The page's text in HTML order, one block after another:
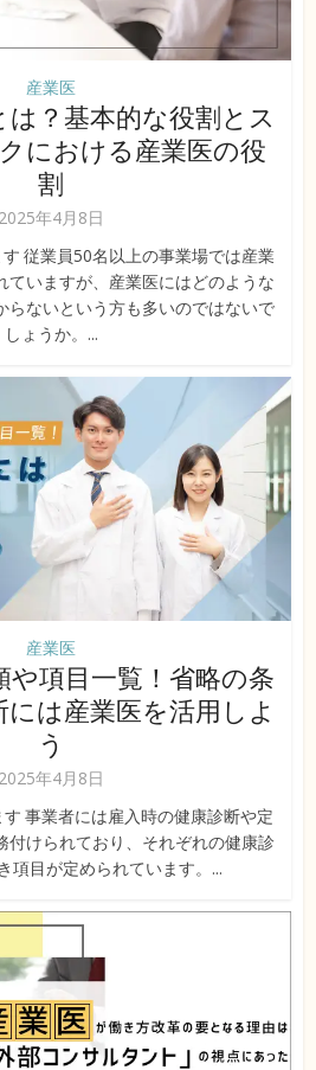
産業医
？基本的な役割とス
における産業医の役
割
2025年4月8日
従業員50名以上の事業場では産業
ていますが、産業医にはどのような
らないという方も多いのではないで
しょうか。...
産業医
や項目一覧！省略の条
は産業医を活用しよ
う
2025年4月8日
事業者には雇入時の健康診断や定
付けられており、それぞれの健康診
項目が定められています。...